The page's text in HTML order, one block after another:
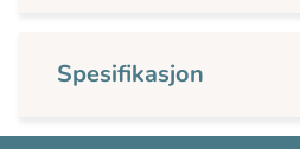
Spesifikasjon